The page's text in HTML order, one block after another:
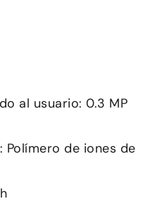
al usuario: 0.3 MP
de iones de